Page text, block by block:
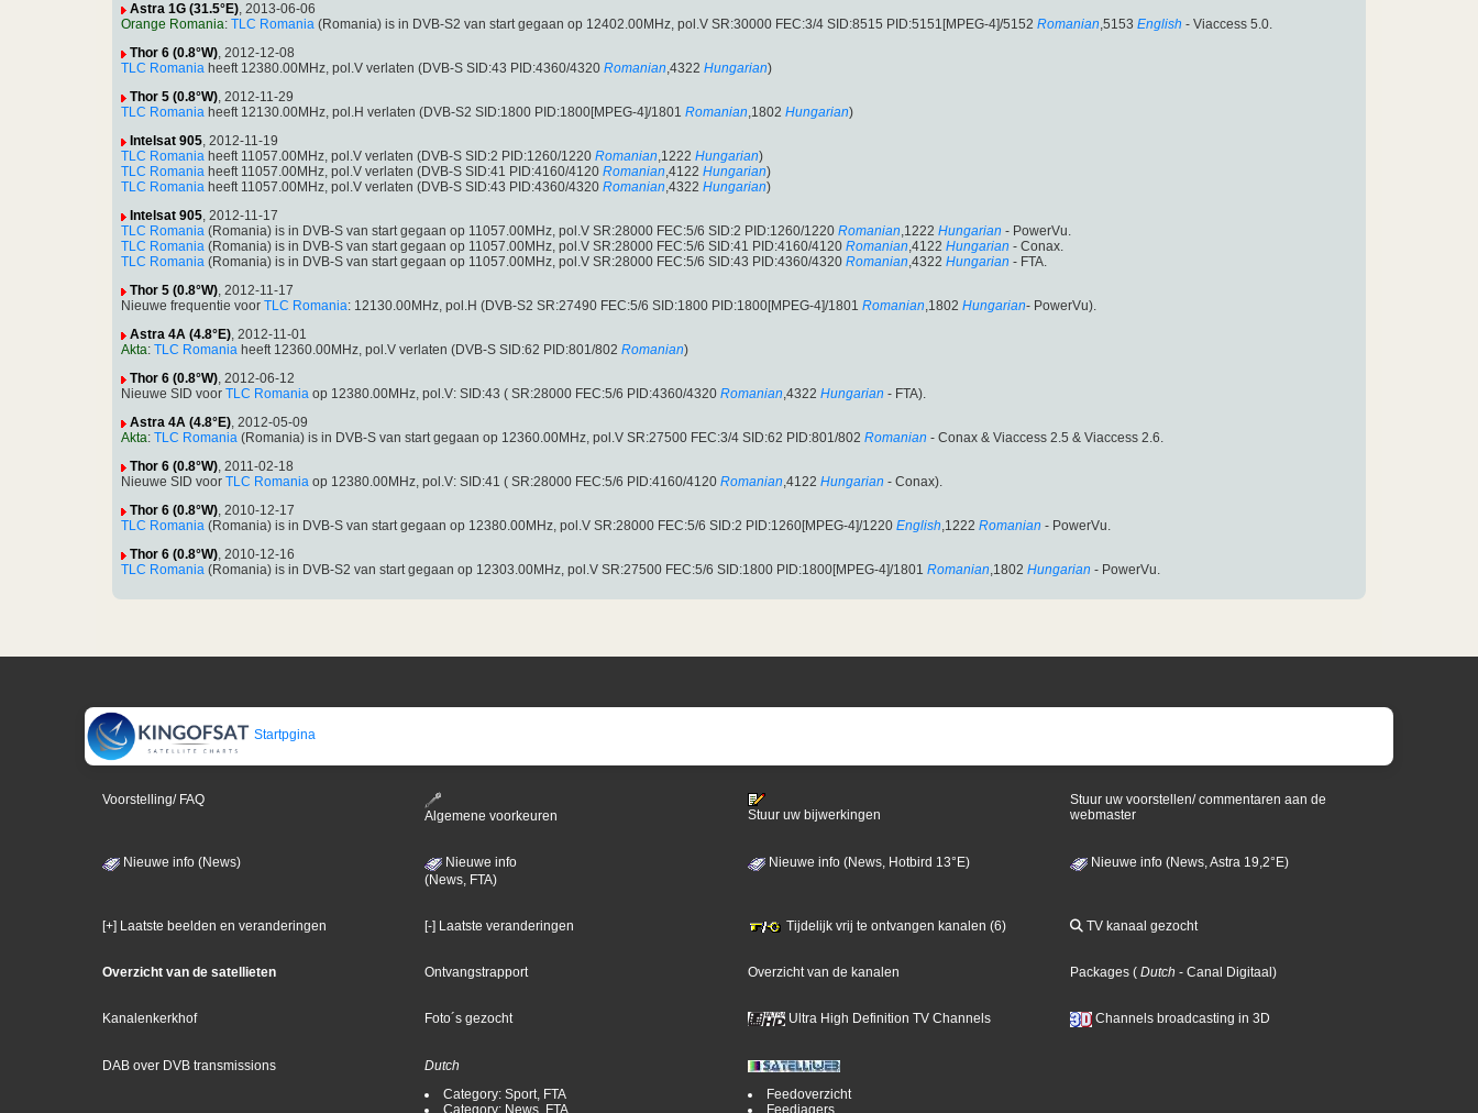
Astra 1G (31.5°E), 2013-06-06
Orange Romania: TLC Romania (Romania) is in DVB-S2 van start gegaan op 12402.00MHz, pol.V SR:30000 FEC:3/4 SID:8515 PID:5151[MPEG-4]/5152 Romanian,5153 English - Viaccess 5.0.
Thor 6 (0.8°W), 2012-12-08
TLC Romania heeft 12380.00MHz, pol.V verlaten (DVB-S SID:43 PID:4360/4320 Romanian,4322 Hungarian)
Thor 5 (0.8°W), 2012-11-29
TLC Romania heeft 12130.00MHz, pol.H verlaten (DVB-S2 SID:1800 PID:1800[MPEG-4]/1801 Romanian,1802 Hungarian)
Intelsat 905, 2012-11-19
TLC Romania heeft 11057.00MHz, pol.V verlaten (DVB-S SID:2 PID:1260/1220 Romanian,1222 Hungarian)
TLC Romania heeft 11057.00MHz, pol.V verlaten (DVB-S SID:41 PID:4160/4120 Romanian,4122 Hungarian)
TLC Romania heeft 11057.00MHz, pol.V verlaten (DVB-S SID:43 PID:4360/4320 Romanian,4322 Hungarian)
Intelsat 905, 2012-11-17
TLC Romania (Romania) is in DVB-S van start gegaan op 11057.00MHz, pol.V SR:28000 FEC:5/6 SID:2 PID:1260/1220 Romanian,1222 Hungarian - PowerVu.
TLC Romania (Romania) is in DVB-S van start gegaan op 11057.00MHz, pol.V SR:28000 FEC:5/6 SID:41 PID:4160/4120 Romanian,4122 Hungarian - Conax.
TLC Romania (Romania) is in DVB-S van start gegaan op 11057.00MHz, pol.V SR:28000 FEC:5/6 SID:43 PID:4360/4320 Romanian,4322 Hungarian - FTA.
Thor 5 (0.8°W), 2012-11-17
Nieuwe frequentie voor TLC Romania: 12130.00MHz, pol.H (DVB-S2 SR:27490 FEC:5/6 SID:1800 PID:1800[MPEG-4]/1801 Romanian,1802 Hungarian- PowerVu).
Astra 4A (4.8°E), 2012-11-01
Akta: TLC Romania heeft 12360.00MHz, pol.V verlaten (DVB-S SID:62 PID:801/802 Romanian)
Thor 6 (0.8°W), 2012-06-12
Nieuwe SID voor TLC Romania op 12380.00MHz, pol.V: SID:43 ( SR:28000 FEC:5/6 PID:4360/4320 Romanian,4322 Hungarian - FTA).
Astra 4A (4.8°E), 2012-05-09
Akta: TLC Romania (Romania) is in DVB-S van start gegaan op 12360.00MHz, pol.V SR:27500 FEC:3/4 SID:62 PID:801/802 Romanian - Conax & Viaccess 2.5 & Viaccess 2.6.
Thor 6 (0.8°W), 2011-02-18
Nieuwe SID voor TLC Romania op 12380.00MHz, pol.V: SID:41 ( SR:28000 FEC:5/6 PID:4160/4120 Romanian,4122 Hungarian - Conax).
Thor 6 (0.8°W), 2010-12-17
TLC Romania (Romania) is in DVB-S van start gegaan op 12380.00MHz, pol.V SR:28000 FEC:5/6 SID:2 PID:1260[MPEG-4]/1220 English,1222 Romanian - PowerVu.
Thor 6 (0.8°W), 2010-12-16
TLC Romania (Romania) is in DVB-S2 van start gegaan op 12303.00MHz, pol.V SR:27500 FEC:5/6 SID:1800 PID:1800[MPEG-4]/1801 Romanian,1802 Hungarian - PowerVu.
Startpgina
Voorstelling/ FAQ
Algemene voorkeuren
Stuur uw bijwerkingen
Stuur uw voorstellen/ commentaren aan de
webmaster
Nieuwe info (News)
Nieuwe info
(News, FTA)
Nieuwe info (News, Hotbird 13°E) Nieuwe info (News, Astra 19,2°E)
[+] Laatste beelden en veranderingen [-] Laatste veranderingen Tijdelijk vrij te ontvangen kanalen (6) TV kanaal gezocht
Overzicht van de satellieten Ontvangstrapport Overzicht van de kanalen Packages ( Dutch - Canal Digitaal)
Kanalenkerkhof Foto´s gezocht Ultra High Definition TV Channels Channels broadcasting in 3D
DAB over DVB transmissions
Dutch
Category: Sport, FTA
Category: News, FTA
Feedoverzicht
Feedjagers